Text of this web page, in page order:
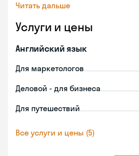
Читать дальше
Услуги и цены
Английский язык
Для маркетологов
Деловой - для бизнеса
Для путешествий
Все услуги и цены (5)